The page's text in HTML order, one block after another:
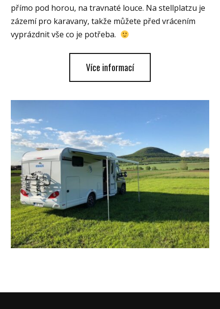
přímo pod horou, na travnaté louce. Na stellplatzu je
zázemí pro karavany, takže můžete před vrácením
vyprázdnit vše co je potřeba.
Více informací